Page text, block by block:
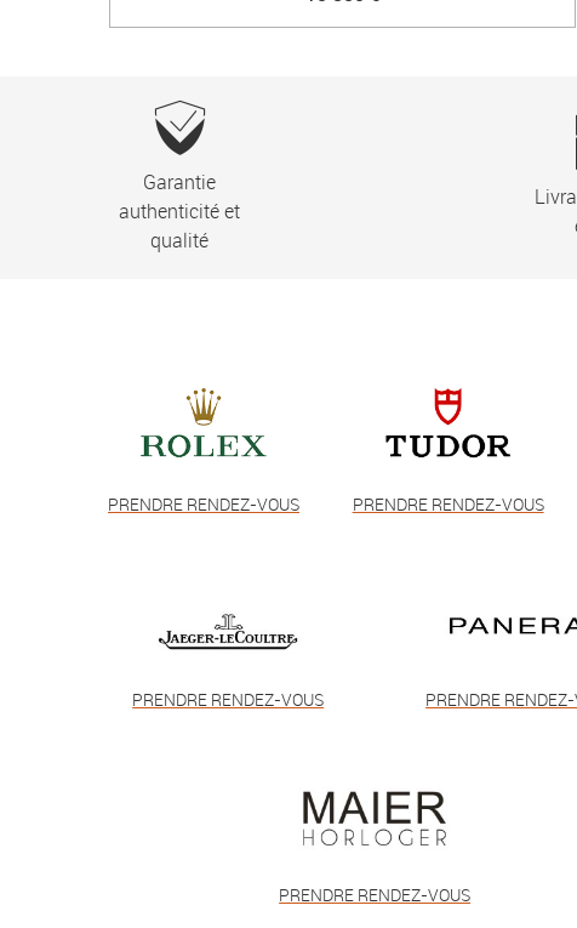
Garantie
authenticité et
qualité
PRENDRE RENDEZ-VOUS PRENDRE RENDEZ-VOUS
PRENDRE RENDEZ-VOUS PRENDRE
PRENDRE RENDEZ-VOUS